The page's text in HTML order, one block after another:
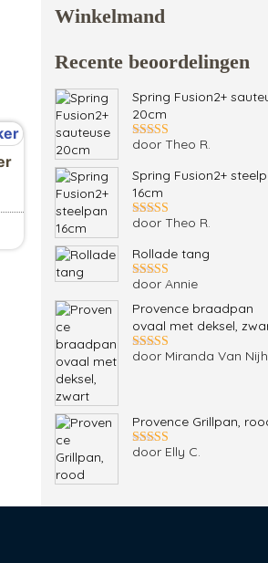
optie kan gekozen worden op
Winkelmand
Recente beoordelingen
Spring Fusion2+
20cm
Gewaardeerd
door Theo R.
Spring Fusion2+
16cm
Gewaardeerd
door Theo R.
Rollade tang
Gewaardeerd
door Annie
Provence braadpan
ovaal met deksel,
Gewaardeerd
door Miranda Van
Provence Grillpan,
Gewaardeerd
door Elly C.